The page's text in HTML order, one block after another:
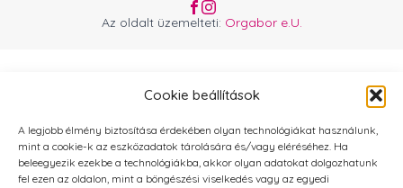
Cookie beállítások
A legjobb élmény biztosítása érdekében olyan technológiákat használunk,
mint a cookie-k az eszközadatok tárolására és/vagy eléréséhez. Ha
beleegyezik ezekbe a technológiákba, akkor olyan adatokat dolgozhatunk
fel ezen az oldalon, mint a böngészési viselkedés vagy az egyedi
Az oldalt üzemelteti: Orgabor e.U.